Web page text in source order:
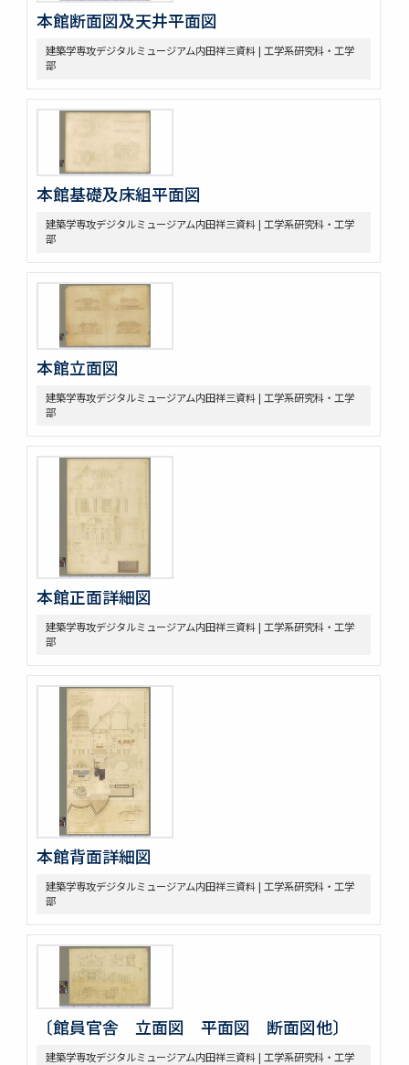
本館断面図及天井平面図
建築学専攻デジタルミュージアム内田祥三資料 | 工学系研究科・工学
部
本館基礎及床組平面図
建築学専攻デジタルミュージアム内田祥三資料 | 工学系研究科・工学
部
本館立面図
建築学専攻デジタルミュージアム内田祥三資料 | 工学系研究科・工学
部
本館正面詳細図
建築学専攻デジタルミュージアム内田祥三資料 | 工学系研究科・工学
部
本館背面詳細図
建築学専攻デジタルミュージアム内田祥三資料 | 工学系研究科・工学
部
〔館員官舎 立面図 平面図 断面図他〕
建築学専攻デジタルミュージアム内田祥三資料 | 工学系研究科・工学